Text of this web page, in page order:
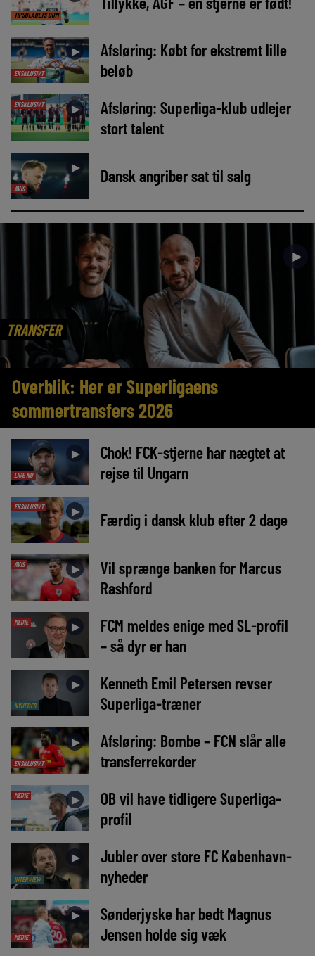
TIPSBLADETS DOM
EKSKLUSIVT
►
Afsløring: Købt for ekstremt lille
beløb
EKSKLUSIVT ►
Afsløring: Superliga-klub udlejer
stort talent
AVIS
► Dansk angriber sat til salg
TRANSFER
►
Overblik: Her er Superligaens
sommertransfers 2026
LIGE NU
►
Chok! FCK-stjerne har nægtet at
rejse til Ungarn
EKSKLUSIVT ► Færdig i dansk klub efter 2 dage
AVIS ►
Vil sprænge banken for Marcus
Rashford
MEDIE ►
FCM meldes enige med SL-profil
– så dyr er han
NYHEDER
►
Kenneth Emil Petersen revser
Superliga-træner
EKSKLUSIVT
►
Afsløring: Bombe – FCN slår alle
transferrekorder
MEDIE ►
OB vil have tidligere Superliga-
profil
INTERVIEW
►
Jubler over store FC København-
nyheder
MEDIE
►
Sønderjyske har bedt Magnus
Jensen holde sig væk